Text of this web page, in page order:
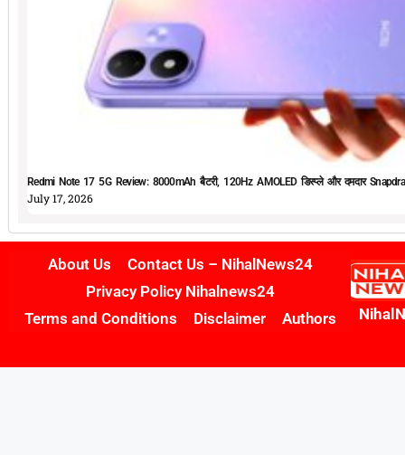
Redmi Note 17 5G Review: 8000mAh बैटरी, 120Hz AMOLED डिस्प्ले और दमदार
July 17, 2026
About Us
Contact Us – NihalNews24
Privacy Policy Nihalnews24
Terms and Conditions
Disclaimer Authors